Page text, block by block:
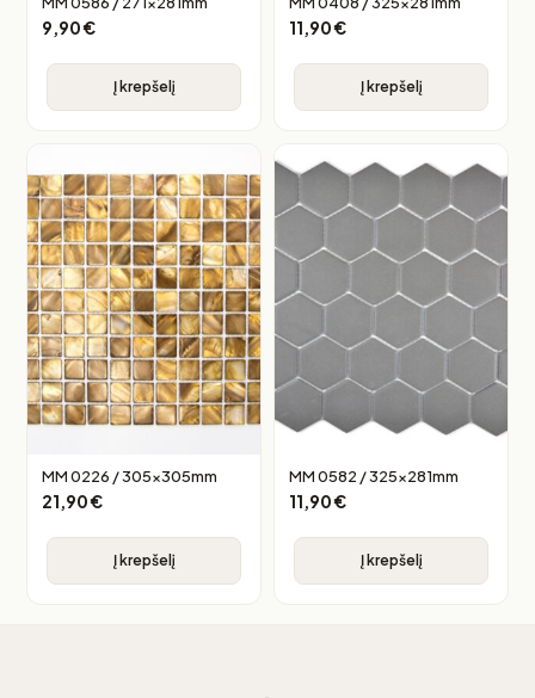
9,90€
Į krepšelį
11,90€
Į krepšelį
MM 0226 / 305x305mm
21,90€
Į krepšelį
MM 0582 / 325x281mm
11,90€
Į krepšelį